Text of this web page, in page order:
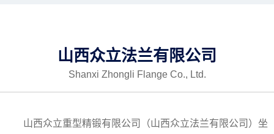
山西众立法兰有限公司
Shanxi Zhongli Flange Co., Ltd.
山西众立重型精锻有限公司（山西众立法兰有限公司）坐